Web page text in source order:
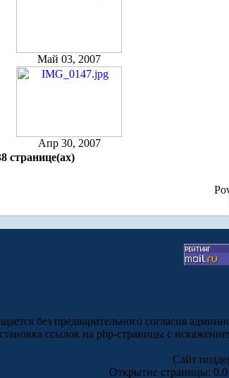
Май 03, 2007
Апр 30, 2007
странице(ах)
без предварительного согласия
ссылок на php-страницы с
Сайт
Открытие страницы: